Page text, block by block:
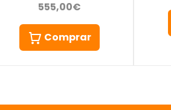
555,00€
Comprar